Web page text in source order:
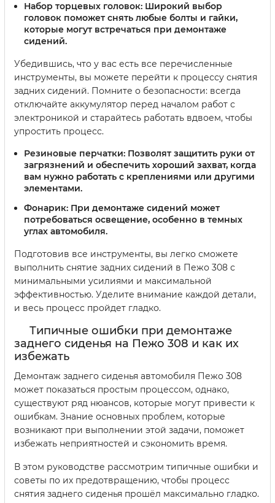
Набор торцевых головок: Широкий выбор
головок поможет снять любые болты и гайки,
которые могут встречаться при демонтаже
сидений.
Убедившись, что у вас есть все перечисленные
инструменты, вы можете перейти к процессу снятия
задних сидений. Помните о безопасности: всегда
отключайте аккумулятор перед началом работ с
электроникой и старайтесь работать вдвоем, чтобы
упростить процесс.
Резиновые перчатки: Позволят защитить руки от
загрязнений и обеспечить хороший захват, когда
вам нужно работать с креплениями или другими
элементами.
Фонарик: При демонтаже сидений может
потребоваться освещение, особенно в темных
углах автомобиля.
Подготовив все инструменты, вы легко сможете
выполнить снятие задних сидений в Пежо 308 с
минимальными усилиями и максимальной
эффективностью. Уделите внимание каждой детали,
и весь процесс пройдет гладко.
Типичные ошибки при демонтаже
заднего сиденья на Пежо 308 и как их
избежать
Демонтаж заднего сиденья автомобиля Пежо 308
может показаться простым процессом, однако,
существуют ряд нюансов, которые могут привести к
ошибкам. Знание основных проблем, которые
возникают при выполнении этой задачи, поможет
избежать неприятностей и сэкономить время.
В этом руководстве рассмотрим типичные ошибки и
советы по их предотвращению, чтобы процесс
снятия заднего сиденья прошёл максимально гладко.